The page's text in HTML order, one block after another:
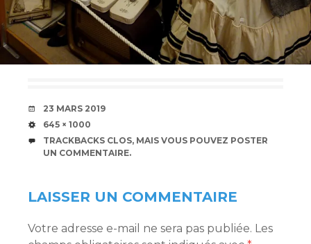
DATE
23 MARS 2019
TAILLE
645 × 1000
TRACKBACKS CLOS, MAIS VOUS POUVEZ POSTER
UN COMMENTAIRE.
LAISSER UN COMMENTAIRE
Votre adresse e-mail ne sera pas publiée. Les